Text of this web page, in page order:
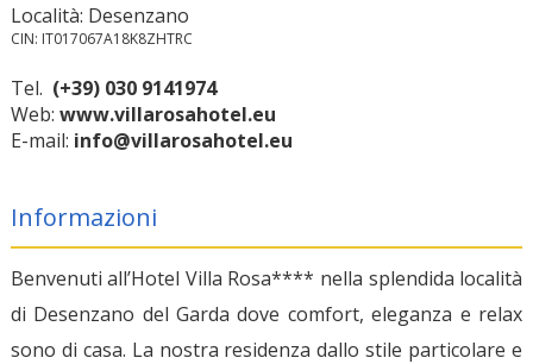
Località: Desenzano
CIN: IT017067A18K8ZHTRC
Tel. (+39) 030 9141974
Web: www.villarosahotel.eu
E-mail: info@villarosahotel.eu
Informazioni
Benvenuti all’Hotel Villa Rosa**** nella splendida località
di Desenzano del Garda dove comfort, eleganza e relax
sono di casa. La nostra residenza dallo stile particolare e